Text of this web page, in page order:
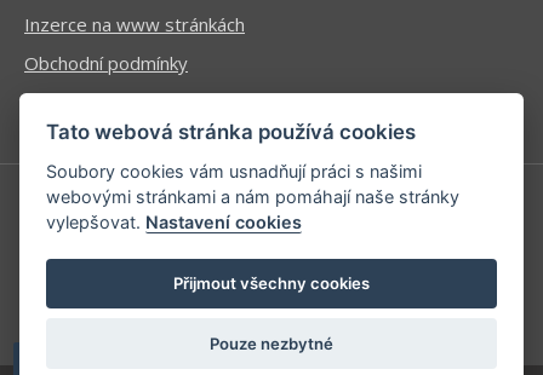
Inzerce na www stránkách
Obchodní podmínky
Ochrana osobních údajů
Příhlášení | Registrace
Kontaktní informace
Mapa stránek
Tato webová stránka používá cookies
Soubory cookies vám usnadňují práci s našimi
webovými stránkami a nám pomáhají naše stránky
vylepšovat. Nastavení cookies
Přijmout všechny cookies
Pouze nezbytné